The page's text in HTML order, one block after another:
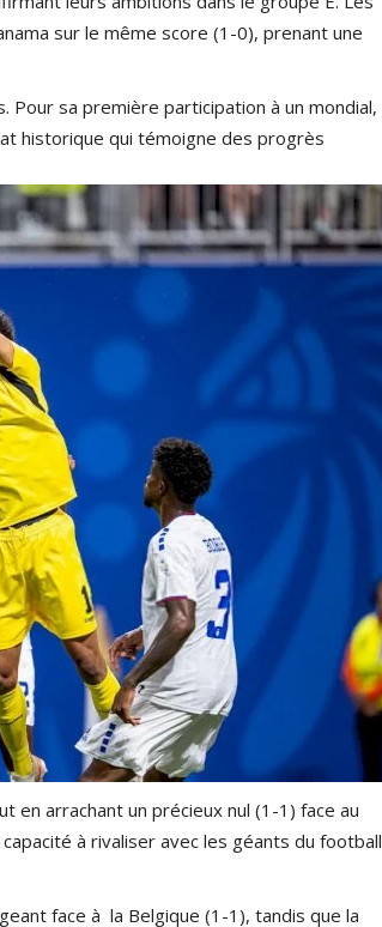
sur le même score (1-0), prenant une
sa première participation à un mondial,
historique qui témoigne des progrès
en arrachant un précieux nul (1-1) face au
à rivaliser avec les géants du football
face à la Belgique (1-1), tandis que la
Edouard Mengue Apr 17, 2026 0 301